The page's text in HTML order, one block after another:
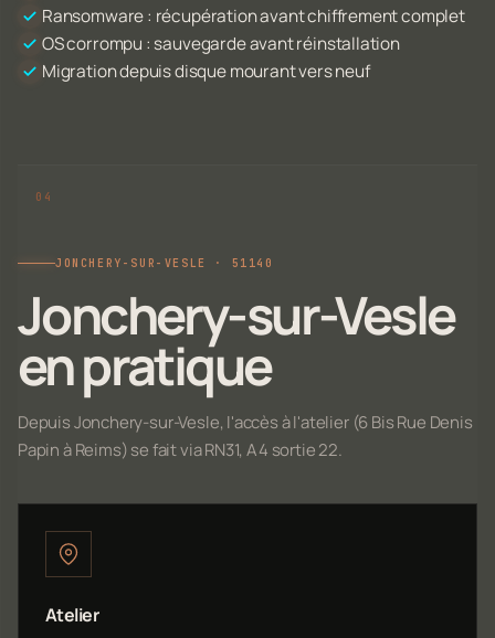
Ransomware : récupération avant chiffrement complet
OS corrompu : sauvegarde avant réinstallation
Migration depuis disque mourant vers neuf
JONCHERY-SUR-VESLE · 51140
Jonchery-sur-Vesle
en pratique
Depuis Jonchery-sur-Vesle, l'accès à l'atelier (6 Bis Rue Denis
Papin à Reims) se fait via RN31, A4 sortie 22.
Atelier